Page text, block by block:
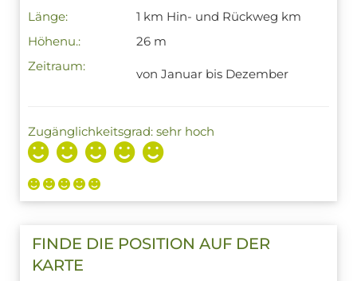
Länge:
1 km Hin- und Rückweg km
Höhenu.:
26 m
Zeitraum:
von Januar bis Dezember
Zugänglichkeitsgrad: sehr hoch
FINDE DIE POSITION AUF DER
KARTE